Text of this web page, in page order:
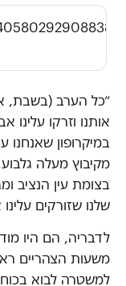
״כל הערב (בשבת,
אותנו וזרקו
מקיבוץ מעלה
בצומת עין הנציב
שלנו שזורקים
לדבריה, הם היו
משעות הצהריים
למשטרה לבוא